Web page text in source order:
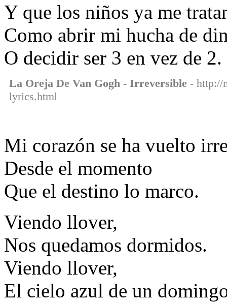
Y que los niños ya me
Como abrir mi hucha de
O decidir ser 3 en vez de 2.
La Oreja De Van Gogh - Irreversible - http://
lyrics.html
Mi corazón se ha vuelto
Desde el momento
Que el destino lo marco.
Viendo llover,
Nos quedamos dormidos.
Viendo llover,
El cielo azul de un